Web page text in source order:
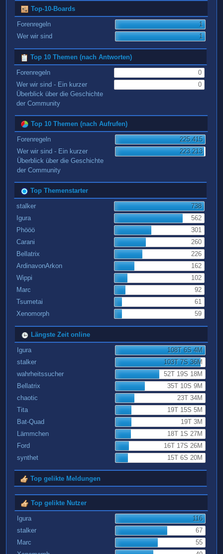
Top-10-Boards
Forenregeln
1
Wer wir sind
1
Top 10 Themen (nach Antworten)
Forenregeln
0
Wer wir sind - Ein kurzer
Überblick über die Geschichte
der Community
0
Top 10 Themen (nach Aufrufen)
Forenregeln
225.415
Wer wir sind - Ein kurzer
Überblick über die Geschichte
der Community
223.213
Top Themenstarter
stalker
738
Igura
562
Phööö
301
Carani
260
Bellatrix
226
ArdinavonArkon
162
Wippi
102
Marc
92
Tsumetai
61
Xenomorph
59
Längste Zeit online
Igura
108T 6S 4M
stalker
103T 7S 36M
wahrheitssucher
52T 19S 18M
Bellatrix
35T 10S 9M
chaotic
23T 34M
Tita
19T 15S 5M
Bat-Quad
19T 3M
Lämmchen
18T 1S 27M
Ford
16T 17S 26M
synthet
15T 6S 20M
Top gelikte Meldungen
Top gelikte Nutzer
Igura
116
stalker
67
Marc
55